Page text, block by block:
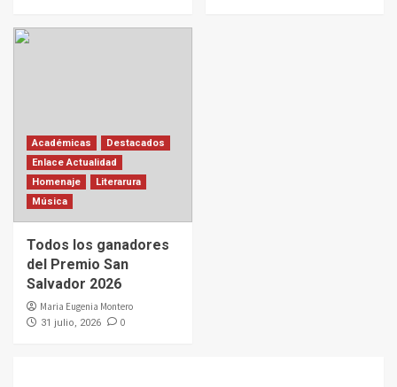
Académicas
Destacados
Enlace Actualidad
Homenaje
Literarura
Música
Todos los ganadores
del Premio San
Salvador 2026
Maria Eugenia Montero
31 julio, 2026 0